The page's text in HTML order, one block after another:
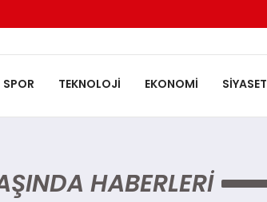
SPOR TEKNOLOJI EKONOMI SIYASET
HABERLERI